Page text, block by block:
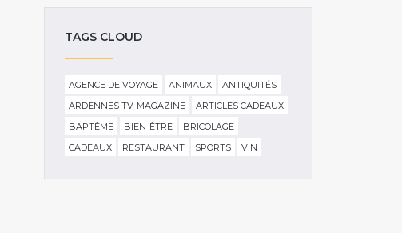
TAGS CLOUD
AGENCE DE VOYAGE ANIMAUX
ANTIQUITÉS
ARDENNES TV-MAGAZINE
ARTICLES CADEAUX
BAPTÊME
BIEN-ÊTRE
BRICOLAGE
CADEAUX
RESTAURANT SPORTS VIN